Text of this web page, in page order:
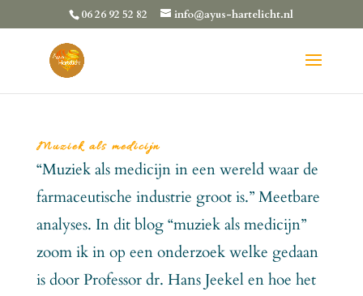
06 26 92 52 82 info@ayus-hartelicht.nl
Muziek als medicijn
“Muziek als medicijn in een wereld waar de
farmaceutische industrie groot is.” Meetbare
analyses. In dit blog “muziek als medicijn”
zoom ik in op een onderzoek welke gedaan
is door Professor dr. Hans Jeekel en hoe het